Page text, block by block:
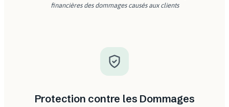
financières des dommages causés aux clients
Protection contre les Dommages